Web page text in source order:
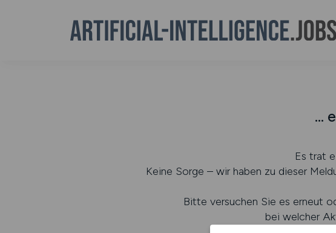
...
Es trat
Keine Sorge – wir haben zu dieser
Bitte versuchen Sie es erneut
bei welcher